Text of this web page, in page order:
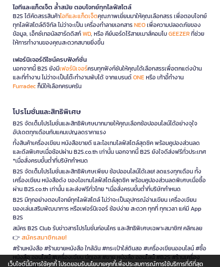
ไอทีและแก็ดเจ็ต ล้ำสมัย ตอบโจทย์ทุกไลฟ์สไตล์
B2S ได้คัดสรรสินค้าไอทีและแก็ดเจ็ตคุณภาพเยี่ยมมาให้คุณเลือกสรร เพื่อตอบโจทย์
ทุกไลฟ์สไตล์ดิจิทัล ไม่ว่าจะเป็น เครื่องทำลายเอกสารNEOเพื่อความปลอดภัยของ
ข้อมูล, เอ็กซ์เทอนัลฮาร์ดดิสก์WD, หรือ คีย์บอร์ดไร้สายเมาส์คอมโบGEEZERที่ช่วย
ให้การทำงานของคุณสะดวกสบายยิ่งขึ้น
เฟอร์นิเจอร์ดีไซน์ครบฟังก์ชั่น
นอกจากนี้ B2S ยังมีเฟอร์นิเจอร์ครบทุกฟังก์ชันให้คุณได้เลือกสรรเพื่อตกแต่งบ้าน
และที่ทำงาน ไม่ว่าจะเป็นโต๊ะทำงานพับได้ จากแบรนด์ONEหรือ เก้าอี้ทำงาน
Furradecก็มีให้เลือกครบครัน
โปรโมชั่นและสิทธิพิเศษ
B2S จัดเต็มโปรโมชั่นและสิทธิพิเศษมากมายให้คุณเลือกช้อปออนไลน์ได้อย่างจุใจ
อัปเดตทุกเดือนกับแคมเปญลดราคาแรง
ทั้งสินค้าเครื่องเขียน หนังสือขายดี และไอเทมไลฟ์สไตล์สุดชิค พร้อมคูปองส่วนลด
และดีลพิเศษเมื่อช้อปผ่าน B2S.co.th เท่านั้น นอกจากนี้ B2S ยังใจดีส่งฟรีทั่วประเทศ
*เมื่อสั่งครบขั้นต่ำที่บริษัทกำหนด
B2S จัดเต็มโปรโมชั่นและสิทธิพิเศษเพียบ ช้อปออนไลน์ได้เลย! ลดแรงทุกเดือน ทั้ง
เครื่องเขียน หนังสือดัง ของไอเทมไลฟ์สไตล์สุดชิค พร้อมคูปองส่วนลดพิเศษเมื่อซื้อ
ผ่าน B2S.co.th เท่านั้น และส่งฟรีทั่วไทย *เมื่อสั่งครบขั้นต่ำที่บริษัทกำหนด
B2S มีทุกอย่างตอบโจทย์ทุกไลฟ์สไตล์ ไม่ว่าจะเป็นอุปกรณ์อ่านเขียน เครื่องเขียน
ของเล่นเสริมพัฒนาการ หรือเฟอร์นิเจอร์ ช้อปง่าย สะดวก ทุกที่ ทุกเวลา แค่มี App
B2S
สมัคร B2S Club รับข่าวสารโปรโมชั่นก่อนใคร และสิทธิพิเศษเฉพาะสมาชิก! คลิกเลย
👉 สมัครสมาชิกเลย!
#ร้านหนังสือ #ร้านขายหนังสือ ใกล้ฉัน #กระเป๋าใส่ดินสอ #เครื่องเขียนออนไลน์ #ซื้อ
หนังสือ ออนไลน์ #เครื่องเขียน บีทูเอส #ขาย หนังสือ ออนไลน์ #B2S #ร้านเครื่อง
เว็บไซต์นี้มีการใช้คุกกี้ โปรดยอมรับนโยบายคุกกี้เพื่อประสบการณ์การใช้บริการที่ดีที่สุด